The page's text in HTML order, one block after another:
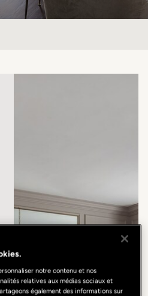
notre contenu et nos
relatives aux médias sociaux et
également des informations sur